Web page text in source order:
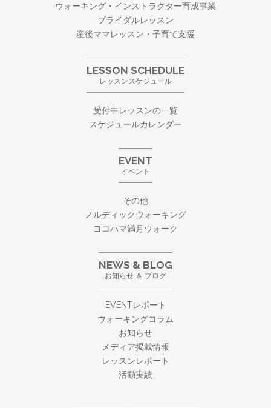
ウォーキング・ インストラクター育成事業
ブライダルレッスン
産後ママレッスン・子育て支援
LESSON SCHEDULE
レッスンスケジュール
受付中レッスンの一覧
スケジュールカレンダー
EVENT
イベント
その他
ノルディックウォーキング
ヨコハマ満月ウォーク
NEWS & BLOG
お知らせ ＆ ブログ
EVENTレポート
ウォーキングコラム
お知らせ
メディア掲載情報
レッスンレポート
活動実績